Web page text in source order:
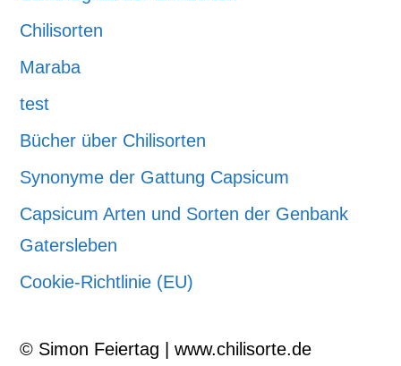
Chilisorten
Maraba
test
Bücher über Chilisorten
Synonyme der Gattung Capsicum
Capsicum Arten und Sorten der Genbank
Gatersleben
Cookie-Richtlinie (EU)
© Simon Feiertag | www.chilisorte.de